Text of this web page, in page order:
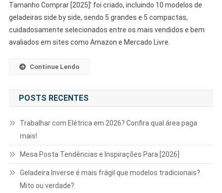
Tamanho Comprar [2025]’ foi criado, incluindo 10 modelos de
geladeiras side by side, sendo 5 grandes e 5 compactas,
cuidadosamente selecionados entre os mais vendidos e bem
avaliados em sites como Amazon e Mercado Livre.
Continue Lendo
POSTS RECENTES
Trabalhar com Elétrica em 2026? Confira qual área paga
mais!
Mesa Posta Tendências e Inspirações Para [2026]
Geladeira Inverse é mais frágil que modelos tradicionais?
Mito ou verdade?